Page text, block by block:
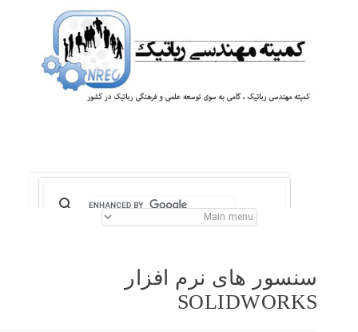
سنسور های نرم افزار
SOLIDWORKS